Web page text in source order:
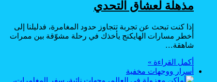
مذهلة لعشاق التحدي
إذا كنت تبحث عن تجربة تتجاوز حدود المغامرة، فدليلنا إلى
أخطر مسارات الهايكنج يأخذك في رحلة مشوّقة بين ممرات
شاهقة…
أكمل القراءة »
أسرار ووجهات مخفية